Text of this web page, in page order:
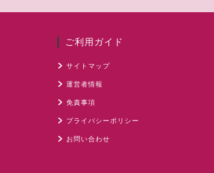
ご利用ガイド
サイトマップ
運営者情報
免責事項
プライバシーポリシー
お問い合わせ